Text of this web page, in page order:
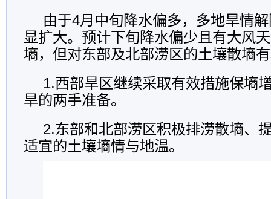
由于4月中旬降水偏多，多地旱情
显扩大。预计下旬降水偏少且有大风
墒，但对东部及北部涝区的土壤散墒
1.西部旱区继续采取有效措施保墒
旱的两手准备。
2.东部和北部涝区积极排涝散墒、
适宜的土壤墒情与地温。